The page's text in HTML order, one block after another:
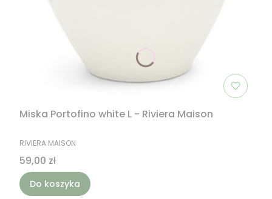
Miska Portofino white L - Riviera Maison
PRODUCENT
RIVIERA MAISON
Cena
59,00 zł
Do koszyka